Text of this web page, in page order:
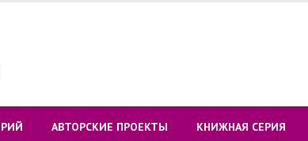
АВТОРСКИЕ ПРОЕКТЫ КНИЖНАЯ СЕРИЯ